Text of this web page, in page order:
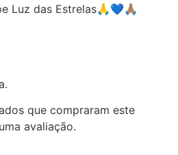
Luz das Estrelas🙏💙🙏🏽
que compraram este
avaliação.